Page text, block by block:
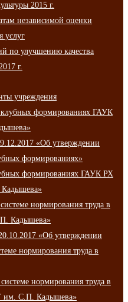
2015 г.
независимой оценки
услуг
по улучшению качества
г.
учреждения
формированиях ГАУК
«Об утверждении
формированиях»
формированиях ГАУК РХ
нормирования труда в
Кадышева»
«Об утверждении
нормирования труда в
нормирования труда в
С.П. Кадышева»